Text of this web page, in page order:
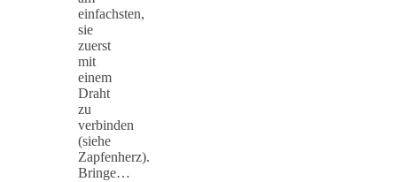
einfachsten,
sie
zuerst
mit
einem
Draht
zu
verbinden
(siehe
Zapfenherz).
Bringe…